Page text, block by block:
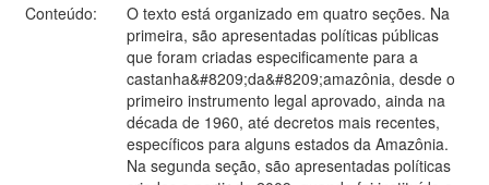
Conteúdo:
O texto está organizado em quatro seções. Na
primeira, são apresentadas políticas públicas
que foram criadas especificamente para a
castanha&#8209;da&#8209;amazônia, desde o
primeiro instrumento legal aprovado, ainda na
década de 1960, até decretos mais recentes,
específicos para alguns estados da Amazônia.
Na segunda seção, são apresentadas políticas